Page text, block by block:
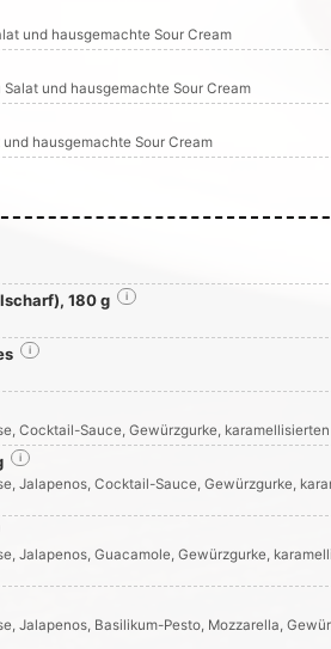
und hausgemachte Sour Cream
und hausgemachte Sour Cream
hausgemachte Sour Cream
180 g i
i
Cocktail-Sauce, Gewürzgurke,
i
Jalapenos, Cocktail-Sauce, Gewürzgurke,
Jalapenos, Guacamole, Gewürzgurke,
Jalapenos, Basilikum-Pesto, Mozzarella,